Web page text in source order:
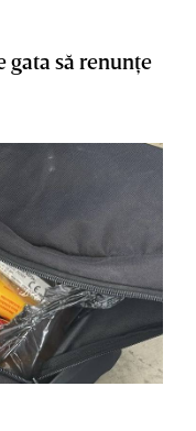
gata să renunţe